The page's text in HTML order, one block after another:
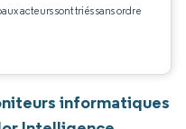
acteurs sont triés sans ordre
informatiques